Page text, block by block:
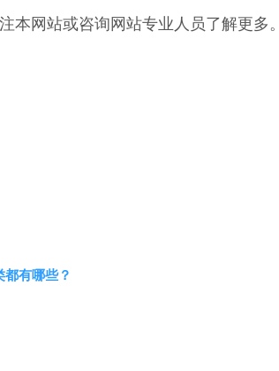
本网站或咨询网站专业人员了解更多。
有哪些？